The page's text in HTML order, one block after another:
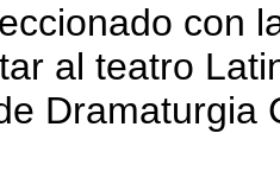
con
al teatro
Dramaturgia